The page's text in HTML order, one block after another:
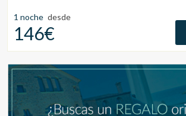
1 noche desde
146€